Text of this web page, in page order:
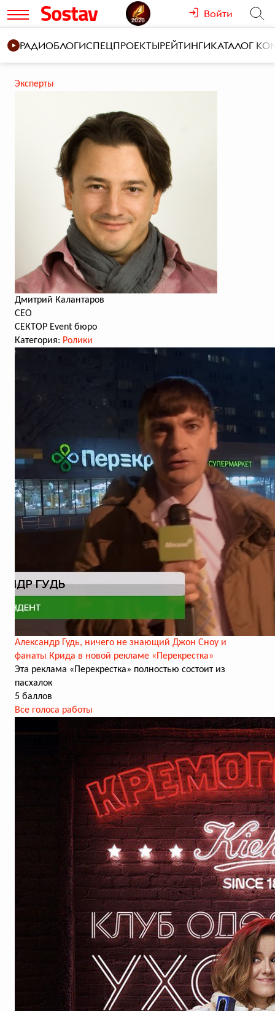
Войти
РАДИОБЛОГИСПЕЦПРОЕКТЫРЕЙТИНГИКАТАЛОГ
Эксперты
Дмитрий Калантаров
CEO
СЕКТОР Event бюро
Категория: Ролики
Александр Гудь, ничего не знающий Джон Сноу и
фанаты Крида в новой рекламе «Перекрестка»
Эта реклама «Перекрестка» полностью состоит из
пасхалок
5 баллов
Все голоса работы